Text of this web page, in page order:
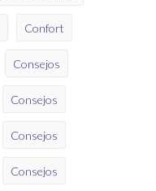
Confort
Consejos
Consejos
Consejos
Consejos